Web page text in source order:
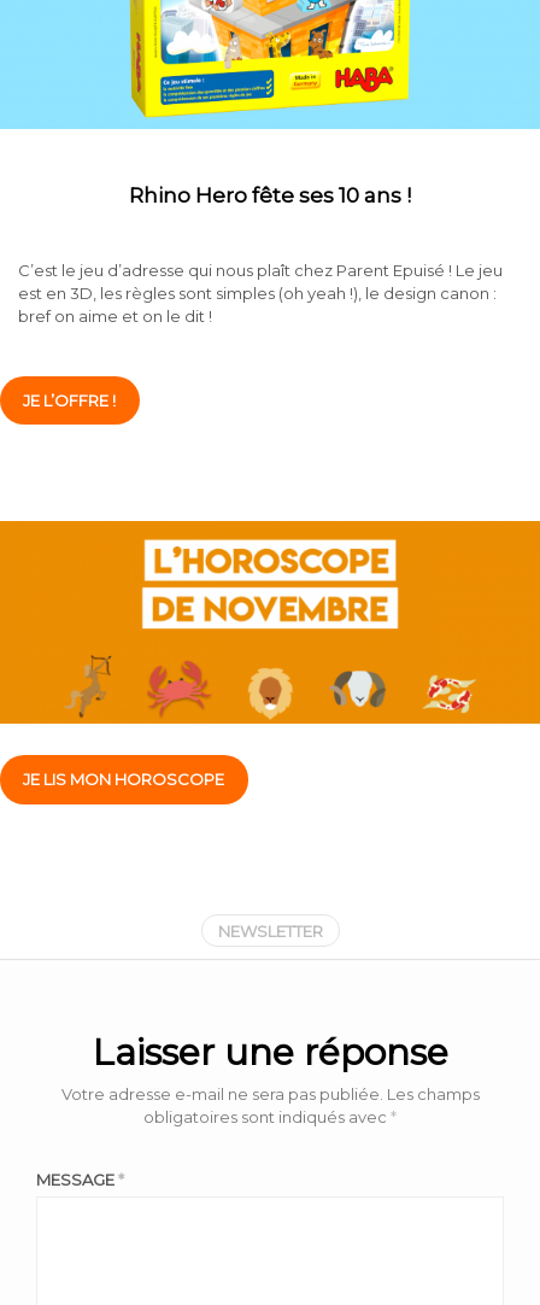
Rhino Hero fête ses 10 ans !
C’est le jeu d’adresse qui nous plaît chez Parent Epuisé ! Le jeu
est en 3D, les règles sont simples (oh yeah !), le design canon :
bref on aime et on le dit !
JE L’OFFRE !
JE LIS MON HOROSCOPE
NEWSLETTER
Laisser une réponse
Votre adresse e-mail ne sera pas publiée. Les champs
obligatoires sont indiqués avec *
MESSAGE*